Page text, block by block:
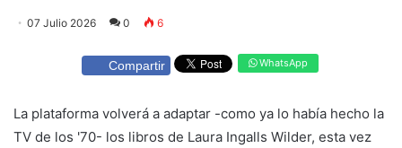
07 Julio 2026 0 6
Compartir WhatsApp
La plataforma volverá a adaptar -como ya lo había hecho la
TV de los '70- los libros de Laura Ingalls Wilder, esta vez